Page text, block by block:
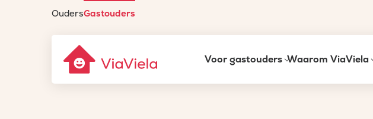
OudersGastouders
Gastouderbureau
ViaViela
Voor gastouders Waarom ViaViela
Homepage
Gastouders Overzicht Pedagogische nieuwsbrieven